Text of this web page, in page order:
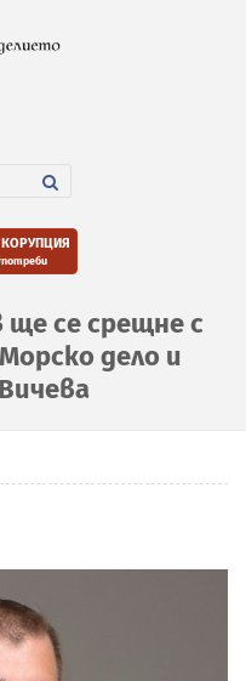
КОРУПЦИЯ
се срещне с
дело и